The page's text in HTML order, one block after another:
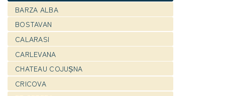
BARZA ALBA
BOSTAVAN
CALARASI
CARLEVANA
CHATEAU COJUȘNA
CRICOVA